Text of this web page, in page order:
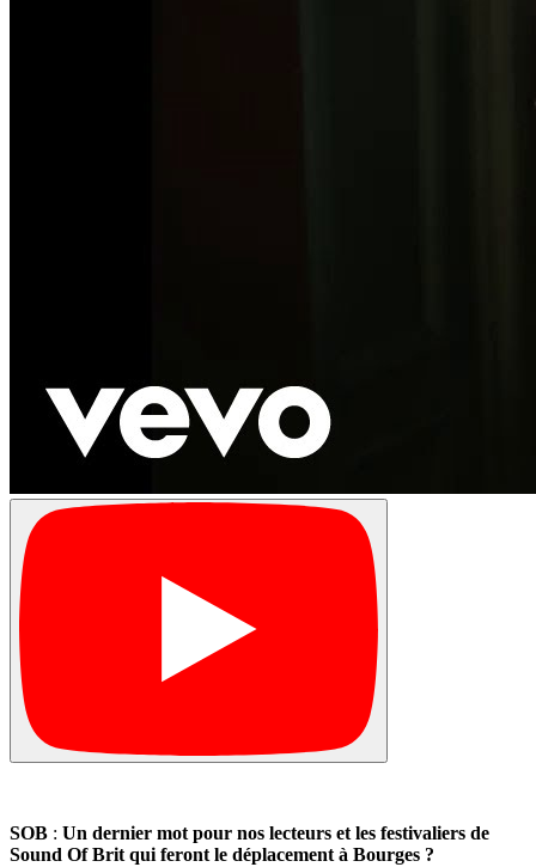
SOB : Un dernier mot pour nos lecteurs et les festivaliers de
Sound Of Brit qui feront le déplacement à Bourges ?